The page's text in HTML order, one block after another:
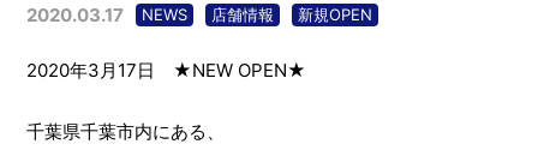
2020.03.17 NEWS 店舗情報 新規OPEN
2020年3月17日 ★NEW OPEN★
千葉県千葉市内にある、